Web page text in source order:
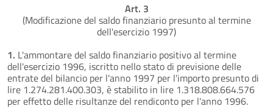
Art. 3
(Modificazione del saldo finanziario presunto al termine
dell'esercizio 1997)
1. L'ammontare del saldo finanziario positivo al termine
dell'esercizio 1996, iscritto nello stato di previsione delle
entrate del bilancio per l'anno 1997 per l'importo presunto di
lire 1.274.281.400.303, è stabilito in lire 1.318.808.664.576
per effetto delle risultanze del rendiconto per l'anno 1996.